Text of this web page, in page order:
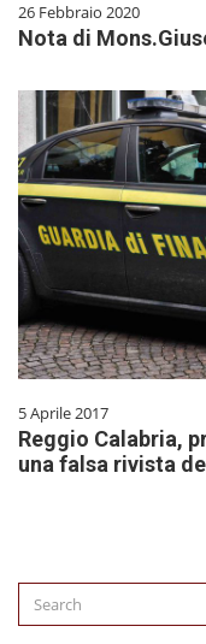
26 Febbraio 2020
Nota di
5 Aprile 2017
Reggio Calabria,
una falsa rivista
Search
for: